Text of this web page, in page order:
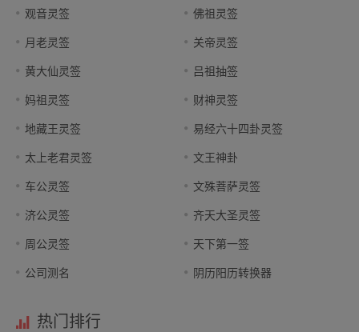
观音灵签 佛祖灵签
月老灵签 关帝灵签
黄大仙灵签 吕祖抽签
妈祖灵签 财神灵签
地藏王灵签 易经六十四卦灵签
太上老君灵签 文王神卦
车公灵签 文殊菩萨灵签
济公灵签 齐天大圣灵签
周公灵签 天下第一签
公司测名 阴历阳历转换器
热门排行